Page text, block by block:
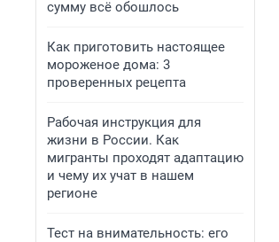
сумму всё обошлось
Как приготовить настоящее
мороженое дома: 3
проверенных рецепта
Рабочая инструкция для
жизни в России. Как
мигранты проходят адаптацию
и чему их учат в нашем
регионе
Тест на внимательность: его